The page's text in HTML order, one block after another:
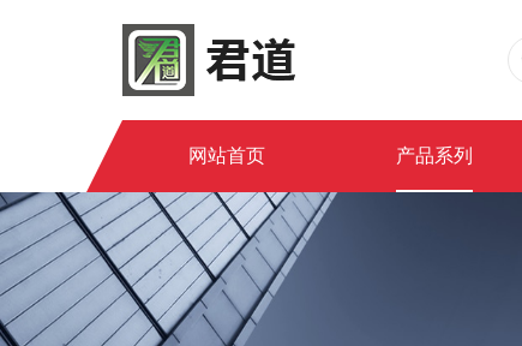
网站首页 产品系列